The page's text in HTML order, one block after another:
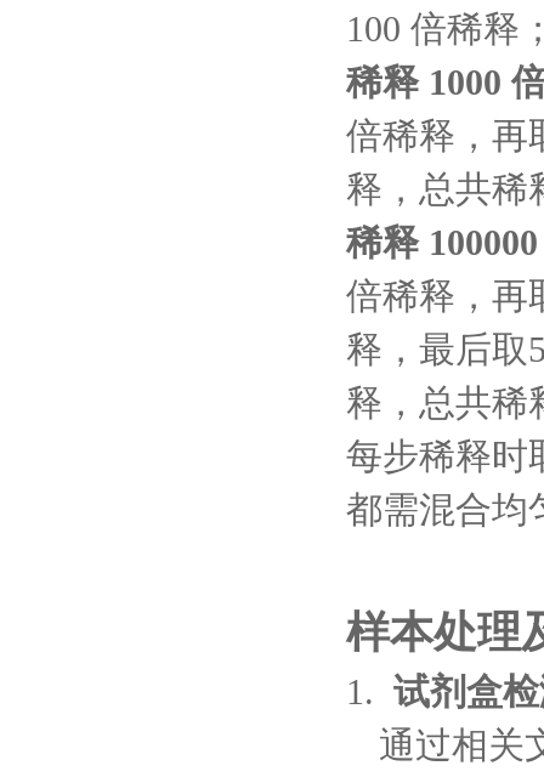
100 倍稀释
稀释 1000
倍稀释，再
释，总共稀
稀释
倍稀释，再
释，最后取
释，总共稀
每步稀释时
都需混合均
样本处理
1. 试剂盒
通过相关